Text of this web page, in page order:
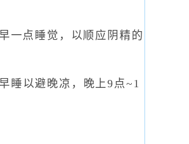
点睡觉，以顺应阴精的
睡以避晚凉，晚上9点~1